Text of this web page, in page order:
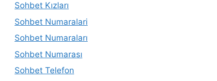
Sohbet Kızları
Sohbet Numaralari
Sohbet Numaraları
Sohbet Numarası
Sohbet Telefon